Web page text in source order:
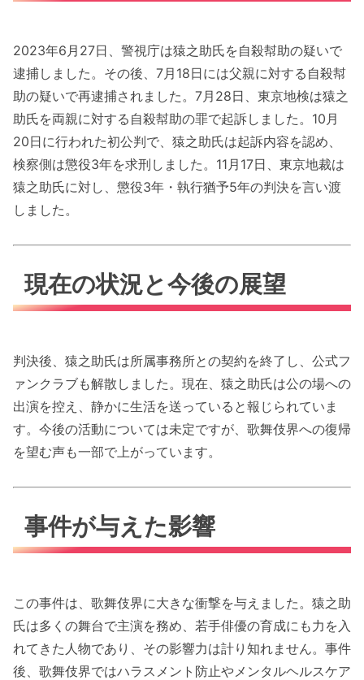
2023年6月27日、警視庁は猿之助氏を自殺幇助の疑いで
逮捕しました。その後、7月18日には父親に対する自殺幇
助の疑いで再逮捕されました。7月28日、東京地検は猿之
助氏を両親に対する自殺幇助の罪で起訴しました。10月
20日に行われた初公判で、猿之助氏は起訴内容を認め、
検察側は懲役3年を求刑しました。11月17日、東京地裁は
猿之助氏に対し、懲役3年・執行猶予5年の判決を言い渡
しました。
現在の状況と今後の展望
判決後、猿之助氏は所属事務所との契約を終了し、公式フ
ァンクラブも解散しました。現在、猿之助氏は公の場への
出演を控え、静かに生活を送っていると報じられていま
す。今後の活動については未定ですが、歌舞伎界への復帰
を望む声も一部で上がっています。
事件が与えた影響
この事件は、歌舞伎界に大きな衝撃を与えました。猿之助
氏は多くの舞台で主演を務め、若手俳優の育成にも力を入
れてきた人物であり、その影響力は計り知れません。事件
後、歌舞伎界ではハラスメント防止やメンタルヘルスケア